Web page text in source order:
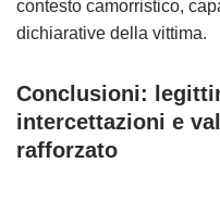
contesto camorristico,
dichiarative della vittima.
Conclusioni:
intercettazioni e
rafforzato